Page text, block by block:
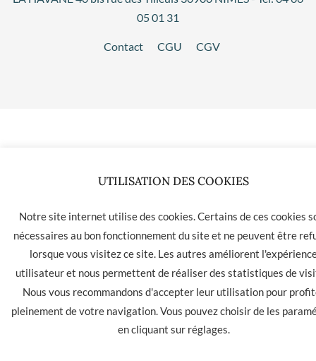
05 01 31
Contact CGU CGV
UTILISATION DES COOKIES
Notre site internet utilise des cookies. Certains de ces cookies
nécessaires au bon fonctionnement du site et ne peuvent être
lorsque vous visitez ce site. Les autres améliorent
utilisateur et nous permettent de réaliser des statistiques de
Nous vous recommandons d'accepter leur utilisation pour
pleinement de votre navigation. Vous pouvez choisir de les
en cliquant sur réglages.